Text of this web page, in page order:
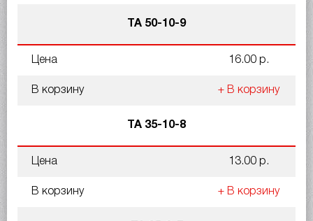
ТА 50-10-9
Цена 16.00 р.
В корзину + В корзину
ТА 35-10-8
Цена 13.00 р.
В корзину + В корзину